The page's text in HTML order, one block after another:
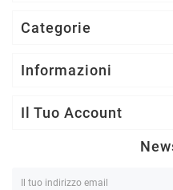
Categorie
Informazioni
Il Tuo Account